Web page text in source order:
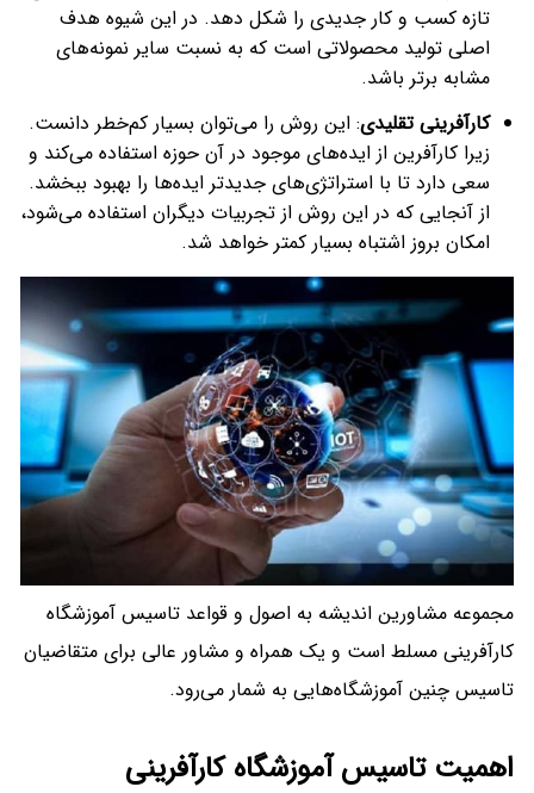
تازه کسب و کار جدیدی را شکل دهد. در این شیوه هدف
اصلی تولید محصولاتی است که به نسبت سایر نمونه‌های
مشابه برتر باشد.
کارآفرینی تقلیدی: این روش را می‌توان بسیار کم‌خطر دانست.
زیرا کارآفرین از ایده‌های موجود در آن حوزه استفاده می‌کند و
سعی دارد تا با استراتژی‌های جدیدتر ایده‌ها را بهبود ببخشد.
از آنجایی که در این روش از تجربیات دیگران استفاده می‌شود،
امکان بروز اشتباه بسیار کمتر خواهد شد.
مجموعه مشاورین اندیشه به اصول و قواعد تاسیس آموزشگاه
کارآفرینی مسلط است و یک همراه و مشاور عالی برای متقاضیان
تاسیس چنین آموزشگاه‌هایی به شمار می‌رود.
اهمیت تاسیس آموزشگاه کارآفرینی